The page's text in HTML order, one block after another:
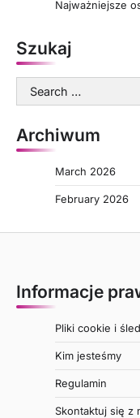
Najważniejsze
Szukaj
Search
for:
Archiwum
March 2026
February 2026
Informacje
Pliki cookie i
Kim jesteśmy
Regulamin
Skontaktuj się z